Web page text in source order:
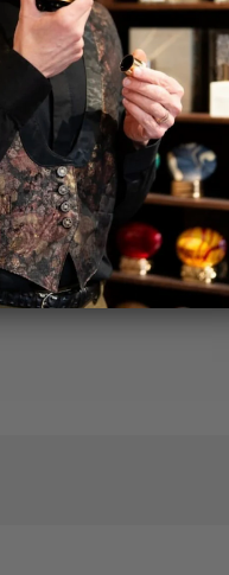
l'essere e de
a prova di